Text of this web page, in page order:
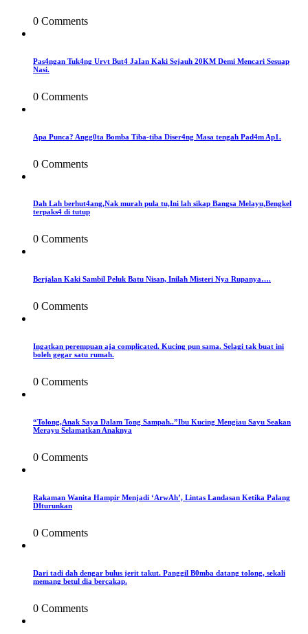
0 Comments
Pas4ngan Tuk4ng Urvt But4 JaIan Kaki Sejauh 20KM Demi Mencari Sesuap
Nasi.
0 Comments
Apa Punca? Angg0ta Bomba Tiba-tiba Diser4ng Masa tengah Pad4m Ap1.
0 Comments
Dah Lah berhut4ang,Nak murah pula tu,Ini lah sikap Bangsa Melayu,Bengkel
terpaks4 di tutup
0 Comments
Berjalan Kaki Sambil Peluk Batu Nisan, Inilah Misteri Nya Rupanya….
0 Comments
Ingatkan perempuan aja complicated. Kucing pun sama. Selagi tak buat ini
boleh gegar satu rumah.
0 Comments
“Tolong,Anak Saya Dalam Tong Sampah..”Ibu Kucing Mengiau Sayu Seakan
Merayu Selamatkan Anaknya
0 Comments
Rakaman Wanita Hampir Menjadi ‘ArwAh’, Lintas Landasan Ketika Palang
DIturunkan
0 Comments
Dari tadi dah dengar bulus jerit takut. Panggil B0mba datang tolong, sekali
memang betul dia bercakap.
0 Comments